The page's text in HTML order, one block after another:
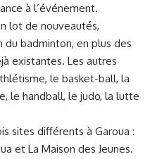
à l’événement.
lot de nouveautés,
badminton, en plus des
existantes. Les autres
le basket-ball, la⁢
le handball, le judo, la lutte‌
sites différents à Garoua :
et‍ La Maison des Jeunes.